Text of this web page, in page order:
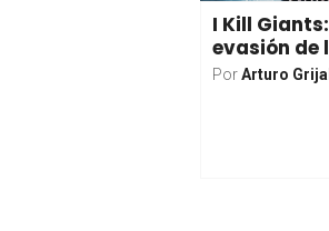
I Kill
evasión de
PorArturo